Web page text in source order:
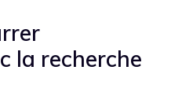
la recherche